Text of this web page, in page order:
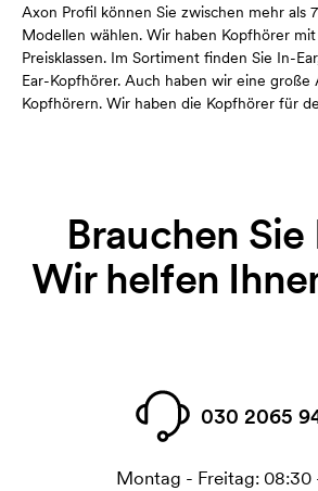
Axon Profil können Sie zwischen mehr als
Modellen wählen. Wir haben Kopfhörer
Preisklassen. Im Sortiment finden Sie In-
Ear-Kopfhörer. Auch haben wir eine große
Kopfhörern. Wir haben die Kopfhörer für
Brauchen
Wir helfen
030 2065
Montag - Freitag: 08:30